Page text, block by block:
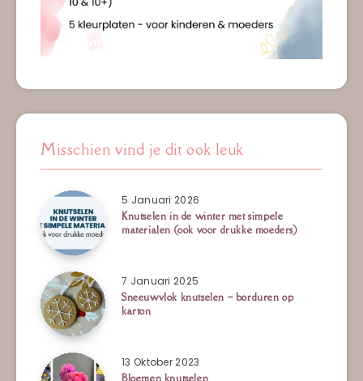
Misschien vind je dit ook leuk
5 Januari 2026
Knutselen in de winter met simpele
materialen (ook voor drukke moeders)
7 Januari 2025
Sneeuwvlok knutselen – borduren op
karton
13 Oktober 2023